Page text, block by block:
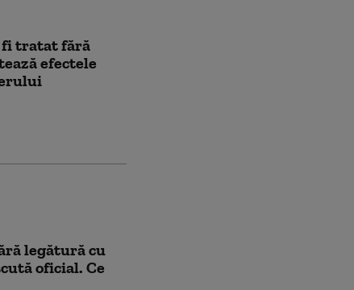
fi tratat fără
efectele
legătură cu
oficial. Ce